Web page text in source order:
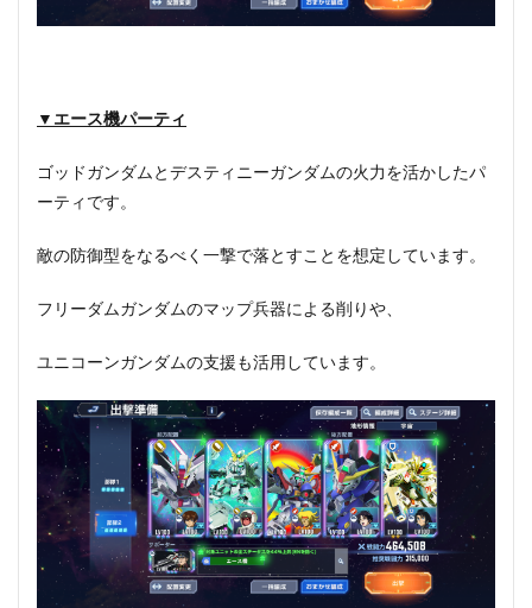
▼エース機パーティ
ゴッドガンダムとデスティニーガンダムの火力を活かしたパ
ーティです。
敵の防御型をなるべく一撃で落とすことを想定しています。
フリーダムガンダムのマップ兵器による削りや、
ユニコーンガンダムの支援も活用しています。